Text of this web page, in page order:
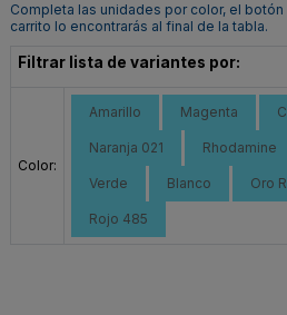
Completa las unidades por color, el
carrito lo encontrarás al final de la tabla.
Filtrar lista de variantes por:
Color:
Amarillo Magenta
Naranja 021 Rhodamine
Verde Blanco Oro
Rojo 485